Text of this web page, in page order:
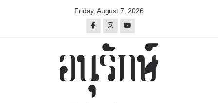
Friday, August 7, 2026